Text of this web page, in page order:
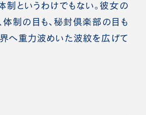
制というわけでもない。彼女の
体制の目も、秘封倶楽部の目も
界へ重力波めいた波紋を広げて